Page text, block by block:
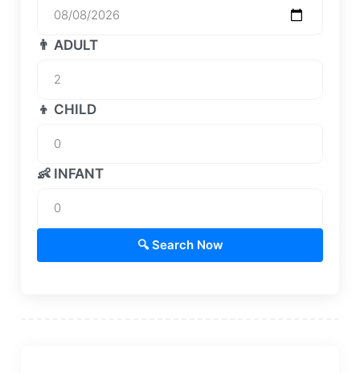
👨 ADULT
👦 CHILD
👶 INFANT
🔍 Search Now